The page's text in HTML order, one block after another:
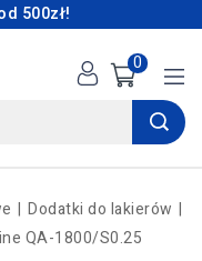
500zł!
0
Dodatki do lakierów
QA-1800/S0.25